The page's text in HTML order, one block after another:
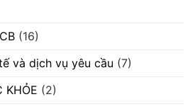
(16)
và dịch vụ yêu cầu (7)
KHỎE (2)